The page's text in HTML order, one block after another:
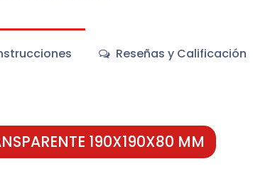
Reseñas y Calificación
190X190X80 MM